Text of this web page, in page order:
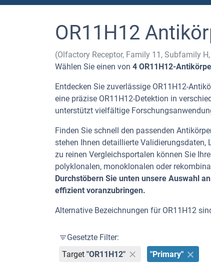
OR11H12
(Olfactory Receptor, Family 11, Subfamily
Wählen Sie einen von 4 OR11H12-
Entdecken Sie zuverlässige OR11H12-
eine präzise OR11H12-Detektion in
unterstützt vielfältige
Finden Sie schnell den passenden
stehen Ihnen detaillierte Validierungsdaten,
zu reinen Vergleichsportalen können Sie
polyklonalen, monoklonalen oder
Durchstöbern Sie unten unsere Auswahl
effizient voranzubringen.
Alternative Bezeichnungen für OR11H12
Gesetzte Filter:
Target "OR11H12" "Primary"